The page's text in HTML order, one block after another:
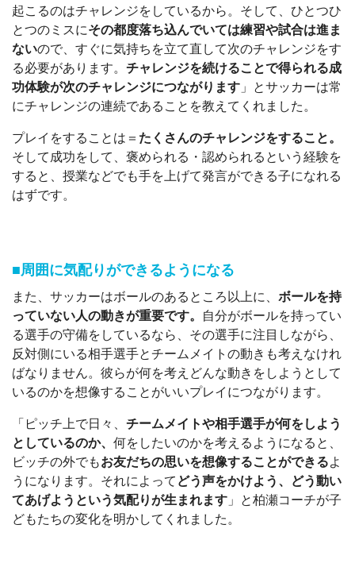
起こるのはチャレンジをしているから。そして、ひとつひ
とつのミスにその都度落ち込んでいては練習や試合は進ま
ないので、すぐに気持ちを立て直して次のチャレンジをす
る必要があります。 チャレンジを続けることで得られる成
功体験が次のチャレンジにつながります 」とサッカーは常
にチャレンジの連続であることを教えてくれました。
プレイをすることは＝ たくさんのチャレンジをすること。
そして成功をして、褒められる・認められるという経験を
すると、授業などでも手を上げて発言ができる子になれる
はずです。
■周囲に気配りができるようになる
また、サッカーはボールのあるところ以上に、 ボールを持
っていない人の動きが重要です。
自分がボールを持ってい
る選手の守備をしているなら、その選手に注目しながら、
反対側にいる相手選手とチームメイトの動きも考えなけれ
ばなりません。彼らが何を考えどんな動きをしようとして
いるのかを想像することがいいプレイにつながります。
「ピッチ上で日々、 チームメイトや相手選手が何をしよう
としているのか、 何をしたいのかを考えるようになると、
ビッチの外でもお友だちの思いを想像することができるよ
うになります。それによって どう声をかけよう、どう動い
てあげようという気配りが生まれます 」と柏瀬コーチが子
どもたちの変化を明かしてくれました。